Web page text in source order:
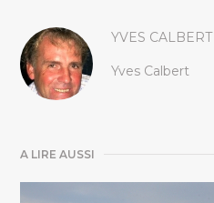
YVES CALBERT
Yves Calbert
A LIRE AUSSI